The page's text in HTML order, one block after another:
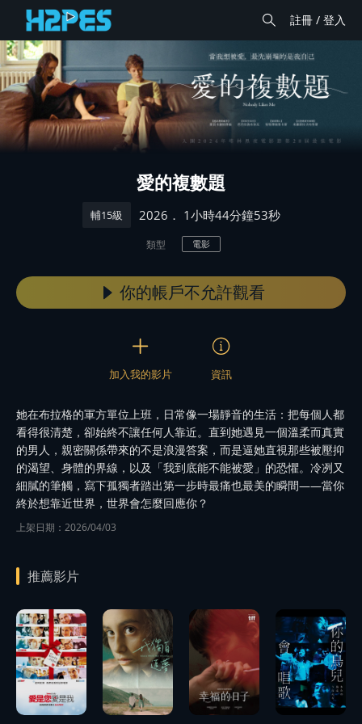
註冊 / 登入
愛的複數題
輔15級 2026 ． 1小時44分鐘53秒
類型 電影
你的帳戶不允許觀看
加入我的影片 資訊
她在布拉格的軍方單位上班，日常像一場靜音的生活：把每個人都
看得很清楚，卻始終不讓任何人靠近。直到她遇見一個溫柔而真實
的男人，親密關係帶來的不是浪漫答案，而是逼她直視那些被壓抑
的渴望、身體的界線，以及「我到底能不能被愛」的恐懼。冷冽又
細膩的筆觸，寫下孤獨者踏出第一步時最痛也最美的瞬間——當你
終於想靠近世界，世界會怎麼回應你？
上架日期：2026/04/03
推薦影片
預告
預告
預告
播
放
播